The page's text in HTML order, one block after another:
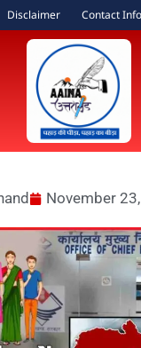
Disclaimer Contact Info
November